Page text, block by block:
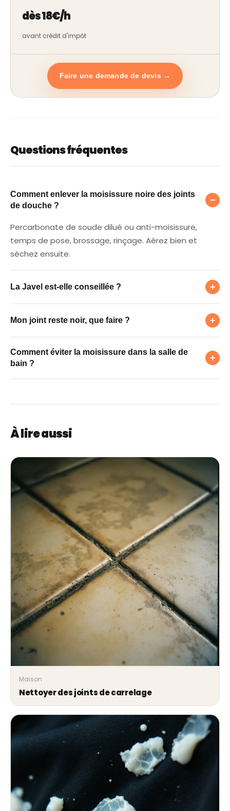
dès 18€/h
avant crédit d'impôt
Faire une demande de devis →
Questions fréquentes
Comment enlever la moisissure noire des joints
de douche ?
−
Percarbonate de soude dilué ou anti-moisissure,
temps de pose, brossage, rinçage. Aérez bien et
séchez ensuite.
La Javel est-elle conseillée ? +
percarbonate est plus sûr et durable.
Mon joint reste noir, que faire ? +
plus : retirez et refaites le joint silicone.
Comment éviter la moisissure dans la salle
Comment éviter la moisissure dans la salle de
bain ?
+
À lire aussi
Maison
Nettoyer des joints de carrelage